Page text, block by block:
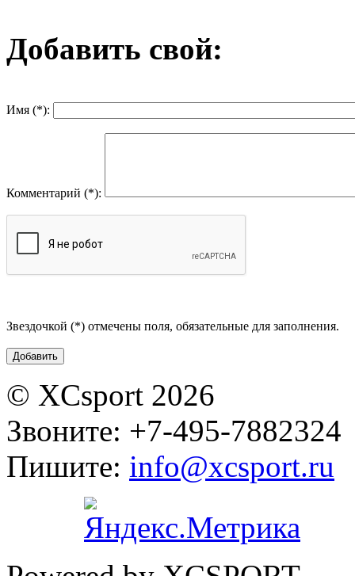
Добавить свой:
Имя (*):
Комментарий (*):
Звездочкой (*) отмечены поля, обязательные для заполнения.
© XCsport 2026
Звоните: +7-495-7882324
Пишите: info@xcsport.ru